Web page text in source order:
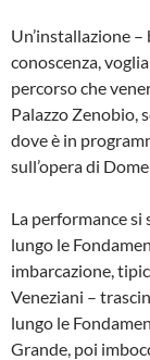
Un’installazione –
conoscenza,
percorso che
Palazzo Zenobio,
dove è in
sull’opera di
La performance
lungo le
imbarcazione,
Veneziani –
lungo le
Grande, poi